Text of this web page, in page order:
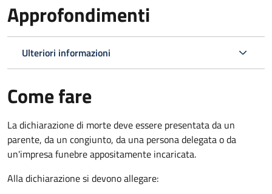
Approfondimenti
Ulteriori informazioni
Come fare
La dichiarazione di morte deve essere presentata da un
parente, da un congiunto, da una persona delegata o da
un'impresa funebre appositamente incaricata.
Alla dichiarazione si devono allegare: